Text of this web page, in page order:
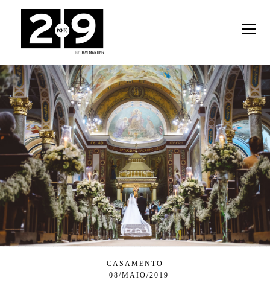
CASAMENTO
08/MAIO/2019